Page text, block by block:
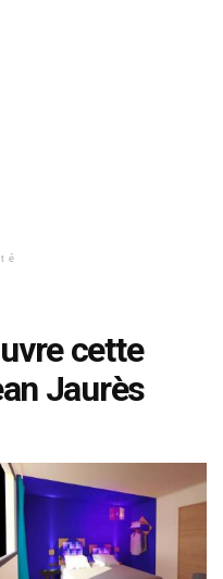
cette
Jaurès